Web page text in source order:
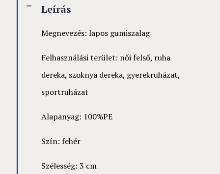
Leírás
Megnevezés: lapos gumiszalag
Felhasználási terület: női felső, ruha
dereka, szoknya dereka, gyerekruházat,
sportruházat
Alapanyag: 100%PE
Szín: fehér
Szélesség: 3 cm